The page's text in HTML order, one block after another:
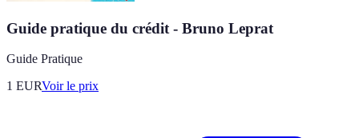
Guide pratique du crédit - Bruno Leprat
Guide Pratique
1 EURVoir le prix